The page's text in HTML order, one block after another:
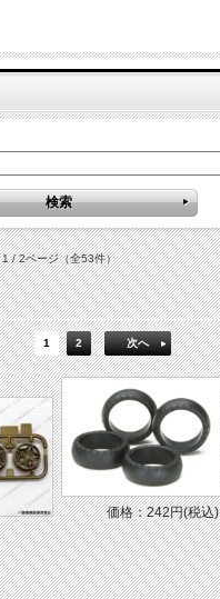
1 / 2ページ（全53件）
1 2 次へ
価格：242円(税込)